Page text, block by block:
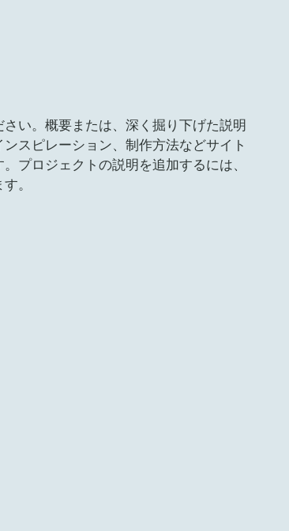
い。概要または、深く掘り下げた説明
スピレーション、制作方法などサイト
プロジェクトの説明を追加するには、
。